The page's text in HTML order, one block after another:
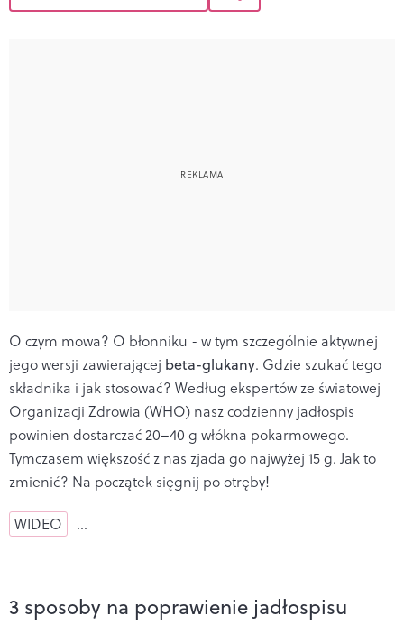
O czym mowa? O błonniku - w tym szczególnie aktywnej
jego wersji zawierającej beta-glukany. Gdzie szukać tego
składnika i jak stosować? Według ekspertów ze światowej
Organizacji Zdrowia (WHO) nasz codzienny jadłospis
powinien dostarczać 20–40 g włókna pokarmowego.
Tymczasem większość z nas zjada go najwyżej 15 g. Jak to
zmienić? Na początek sięgnij po otręby!
WIDEO …
3 sposoby na poprawienie jadłospisu